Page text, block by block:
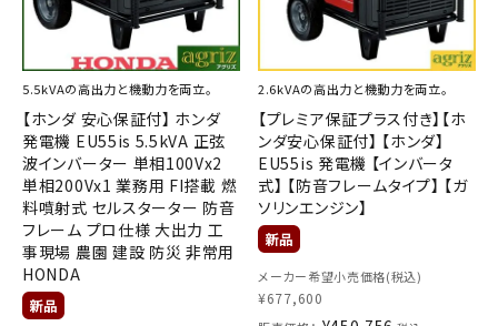
レンタル
ブログ
利用ガイド FAQ
5.5kVAの高出力と機動力を両立。
【ホンダ 安心保証付】 ホンダ
発電機 EU55is 5.5kVA 正弦
波インバーター 単相100Vx2
単相200Vx1 業務用 FI搭載 燃
料噴射式 セルスターター 防音
フレーム プロ仕様 大出力 工
事現場 農園 建設 防災 非常用
HONDA
2.6kVAの高出力と機動力を両立。
【プレミア保証プラス付き】【ホ
ンダ安心保証付】 【ホンダ】
EU55is 発電機 【インバータ
式】 【防音フレームタイプ】 【ガ
ソリンエンジン】
メーカー希望小売価格(税込)
¥677,600